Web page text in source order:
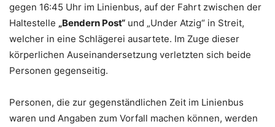
gegen 16:45 Uhr im Linienbus, auf der Fahrt zwischen der
Haltestelle „Bendern Post“ und „Under Atzig“ in Streit,
welcher in eine Schlägerei ausartete. Im Zuge dieser
körperlichen Auseinandersetzung verletzten sich beide
Personen gegenseitig.
Personen, die zur gegenständlichen Zeit im Linienbus
waren und Angaben zum Vorfall machen können, werden